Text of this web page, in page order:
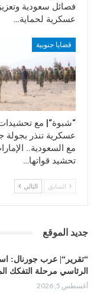
فصائل سعودية
عسكرية لحماية…
قضايا جنوبية
“شبوة“| مع
عسكرية تنذر بجولة
مع السعودية..
تحشيد قواتها…
السابق التالي
جديد الموقع
“تقرير“| عرب جورنال:
الرئاسي مرحلة التفكك
أغسطس 5, 2026